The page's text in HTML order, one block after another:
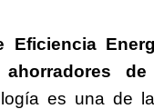
Eficiencia
ahorradores
es una de